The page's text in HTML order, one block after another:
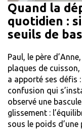
Quand la
quotidien :
seuils de
Paul, le père
plaques de cuisson,
a apporté ses défis
confusion qui
observé une
glissement :
sous le poids